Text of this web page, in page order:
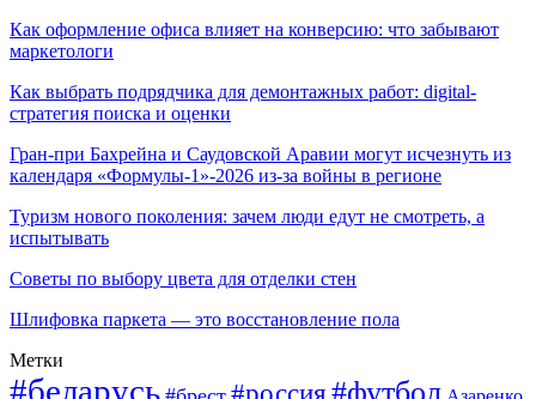
Как оформление офиса влияет на конверсию: что забывают
маркетологи
Как выбрать подрядчика для демонтажных работ: digital-
стратегия поиска и оценки
Гран-при Бахрейна и Саудовской Аравии могут исчезнуть из
календаря «Формулы-1»-2026 из-за войны в регионе
Туризм нового поколения: зачем люди едут не смотреть, а
испытывать
Советы по выбору цвета для отделки стен
Шлифовка паркета — это восстановление пола
Метки
#беларусь